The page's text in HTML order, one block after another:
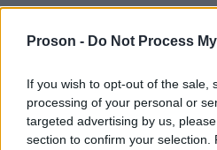
Proson - Do Not Process
If you wish to opt-out of the sale,
processing of your personal or
targeted advertising by us,
section to confirm your selection.
θέσης που αιτούνται σε
χρονικό διάστημααπό 09
Προκήρυξη 3: